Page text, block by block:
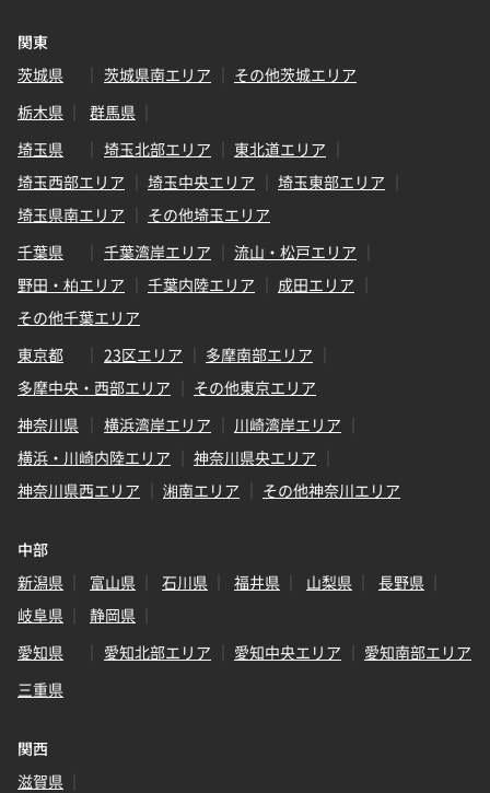
関東
茨城県
茨城県南エリア
その他茨城エリア
栃木県
群馬県
埼玉県
埼玉北部エリア
東北道エリア
埼玉西部エリア
埼玉中央エリア
埼玉東部エリア
埼玉県南エリア
その他埼玉エリア
千葉県
千葉湾岸エリア
流山・松戸エリア
野田・柏エリア
千葉内陸エリア
成田エリア
その他千葉エリア
東京都
23区エリア
多摩南部エリア
多摩中央・西部エリア
その他東京エリア
神奈川県
横浜湾岸エリア
川崎湾岸エリア
横浜・川崎内陸エリア
神奈川県央エリア
神奈川県西エリア
湘南エリア その他神奈川エリア
中部
新潟県
富山県 石川県 福井県 山梨県
長野県
岐阜県
静岡県
愛知県
愛知北部エリア 愛知中央エリア
愛知南部エリア
三重県
関西
滋賀県